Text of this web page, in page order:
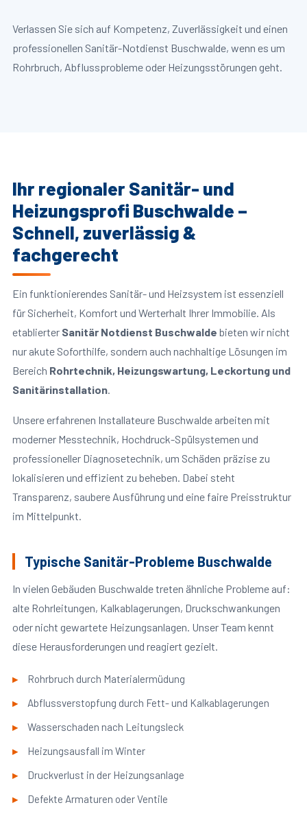
Verlassen Sie sich auf Kompetenz, Zuverlässigkeit und einen
professionellen Sanitär-Notdienst Buschwalde, wenn es um
Rohrbruch, Abflussprobleme oder Heizungsstörungen geht.
Ihr regionaler Sanitär- und
Heizungsprofi Buschwalde –
Schnell, zuverlässig &
fachgerecht
Ein funktionierendes Sanitär- und Heizsystem ist essenziell
für Sicherheit, Komfort und Werterhalt Ihrer Immobilie. Als
etablierter Sanitär Notdienst Buschwalde bieten wir nicht
nur akute Soforthilfe, sondern auch nachhaltige Lösungen im
Bereich Rohrtechnik, Heizungswartung, Leckortung und
Sanitärinstallation.
Unsere erfahrenen Installateure Buschwalde arbeiten mit
moderner Messtechnik, Hochdruck-Spülsystemen und
professioneller Diagnosetechnik, um Schäden präzise zu
lokalisieren und effizient zu beheben. Dabei steht
Transparenz, saubere Ausführung und eine faire Preisstruktur
im Mittelpunkt.
Typische Sanitär-Probleme Buschwalde
In vielen Gebäuden Buschwalde treten ähnliche Probleme auf:
alte Rohrleitungen, Kalkablagerungen, Druckschwankungen
oder nicht gewartete Heizungsanlagen. Unser Team kennt
diese Herausforderungen und reagiert gezielt.
Rohrbruch durch Materialermüdung
Abflussverstopfung durch Fett- und Kalkablagerungen
Wasserschaden nach Leitungsleck
Heizungsausfall im Winter
Druckverlust in der Heizungsanlage
Defekte Armaturen oder Ventile